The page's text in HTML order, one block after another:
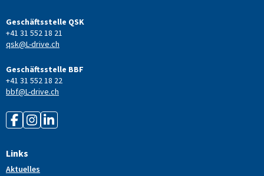
Geschäftsstelle QSK
+41 31 552 18 21
qsk@L-drive.ch
Geschäftsstelle BBF
+41 31 552 18 22
bbf@L-drive.ch
Links
Aktuelles